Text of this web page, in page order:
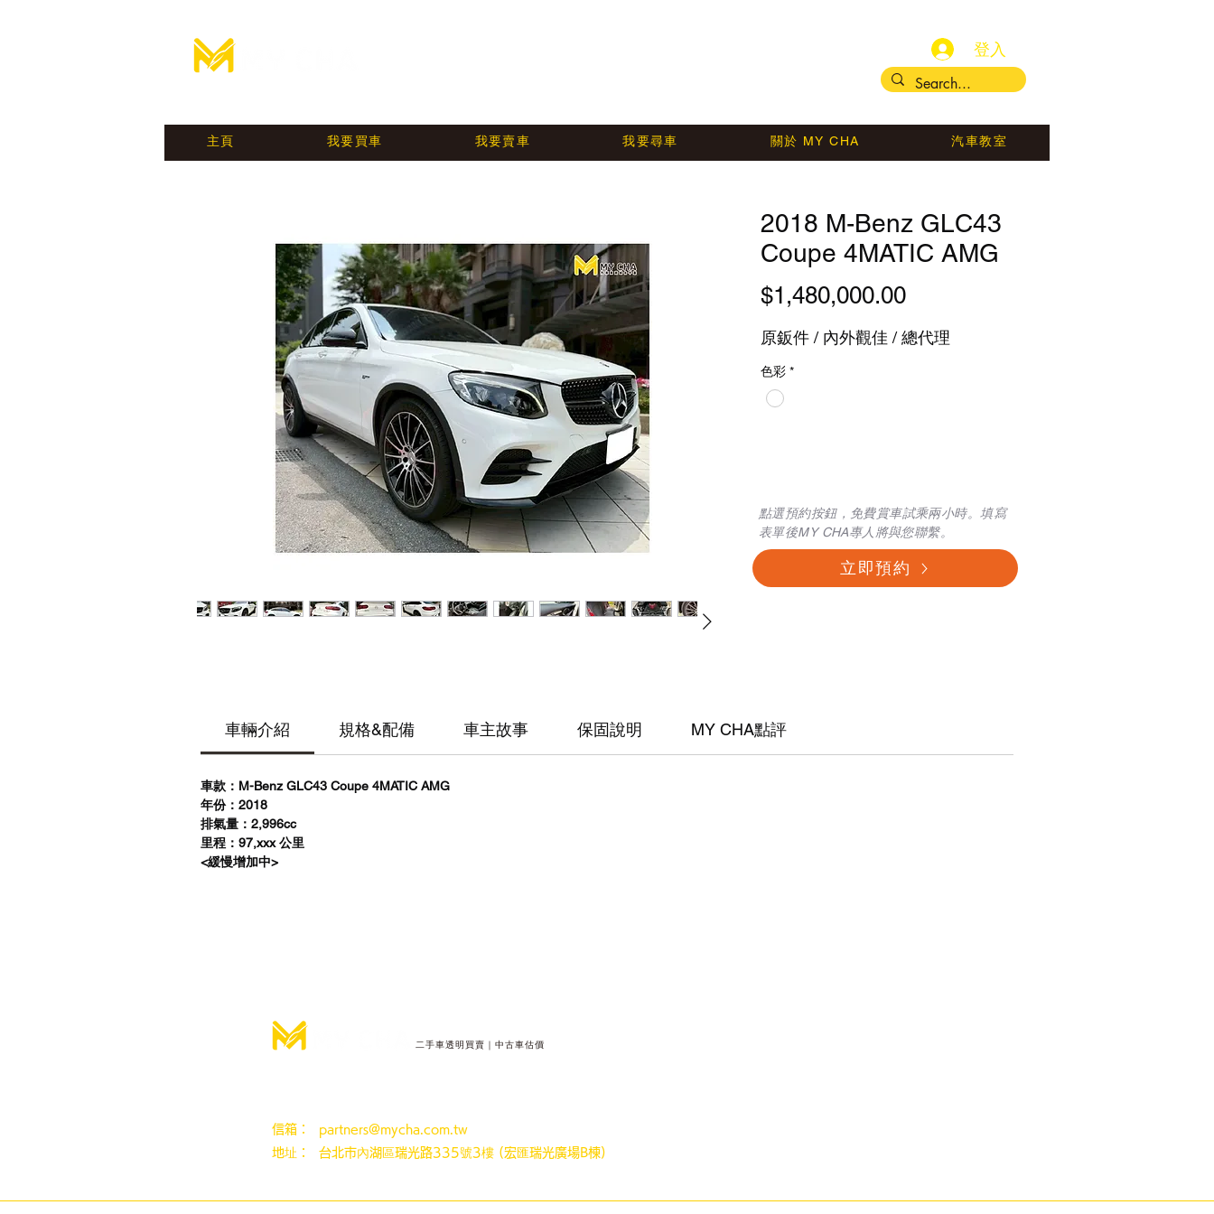
登入
主頁 我要買車 我要賣車 我要尋車 關於 MY CHA 汽車教室
2018 M-Benz GLC43
Coupe 4MATIC AMG
$1,480,000.00價
格
原鈑件 / 內外觀佳 / 總代理
色彩 *
車輛介紹 規格&配備 車主故事 保固說明 MY CHA點評
車款：M-Benz GLC43 Coupe 4MATIC AMG
年份：2018
排氣量：2,996cc
里程：97,xxx 公里
<緩慢增加中>
​點選預約按鈕，免費賞車試乘兩小時。填寫
表單後MY CHA專人將與您聯繫。
立即預約
​二手車透明買賣｜中古車估價
信箱： partners@mycha.com.tw
地址： 台北市內湖區瑞光路335號3樓 (宏匯瑞光廣場B棟)